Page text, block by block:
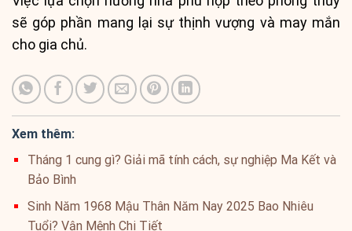
sẽ góp phần mang lại sự thịnh vượng và may mắn
cho gia chủ.
Xem thêm:
Tháng 1 cung gì? Giải mã tính cách, sự nghiệp Ma Kết và
Bảo Bình
Sinh Năm 1968 Mậu Thân Năm Nay 2025 Bao Nhiêu
Tuổi? Vận Mệnh Chi Tiết